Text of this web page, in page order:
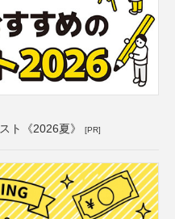
ト《2026夏》 [PR]